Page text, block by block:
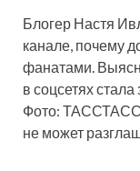
Блогер Настя
канале, почему
фанатами.
в соцсетях стала
Фото: ТАССТАСС
не может